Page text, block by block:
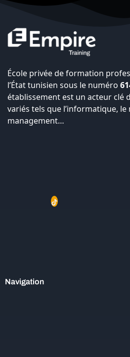
École privée de formation
l’État tunisien sous le numéro
établissement est un acteur clé
variés tels que l’informatique,
management…
Navigation